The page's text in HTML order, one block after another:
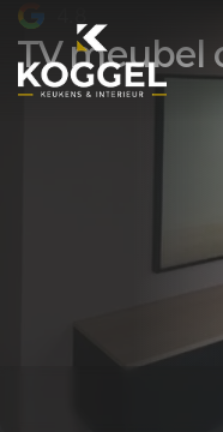
TV meubel